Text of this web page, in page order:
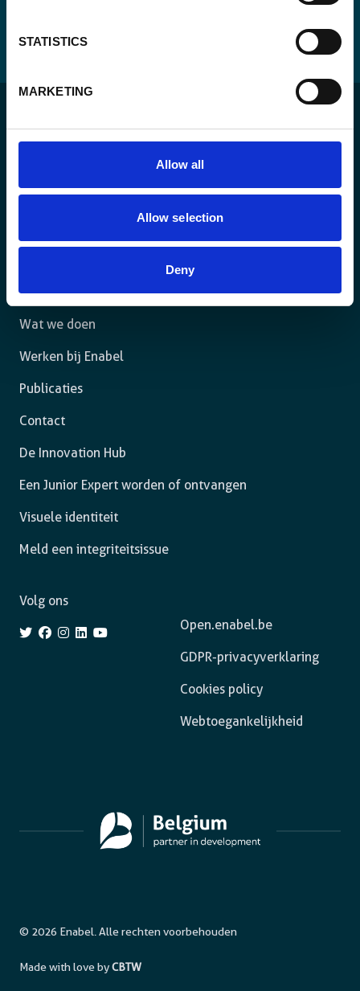
STATISTICS
MARKETING
Allow all
Allow selection
Deny
Voor een duurzame wereld waar mensen in een
rechtsstaat leven en de vrijheid hebben om zich ten
Het agentschap
Wat we doen
Werken bij Enabel
Publicaties
Contact
De Innovation Hub
Een Junior Expert worden of ontvangen
Visuele identiteit
Meld een integriteitsissue
Open.enabel.be
GDPR-privacyverklaring
Cookies policy
Webtoegankelijkheid
Volg ons
© 2026 Enabel. Alle rechten voorbehouden
Made with love byCBTW